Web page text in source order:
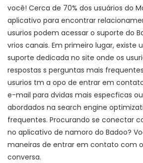
você! Cerca de 70% dos usuários do
aplicativo para encontrar
usurios podem acessar o suporte do
vrios canais. Em primeiro lugar, existe
suporte dedicada no site onde os
respostas s perguntas mais
usurios tm a opo de entrar em
e-mail para dvidas mais especficas
abordados na search engine
frequentes. Procurando se conectar
no aplicativo de namoro do Badoo?
maneiras de entrar em contato com
conversa.